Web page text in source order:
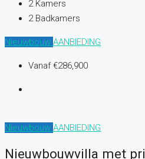
2 Kamers
2 Badkamers
Nieuwbouw AANBIEDING
Vanaf€286,900
Nieuwbouw AANBIEDING
Nieuwbouwvilla met